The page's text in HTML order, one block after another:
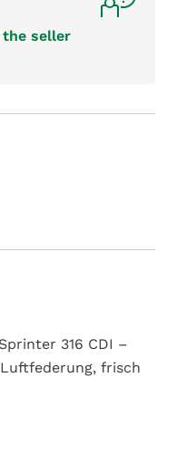
seller
316 CDI –
frisch